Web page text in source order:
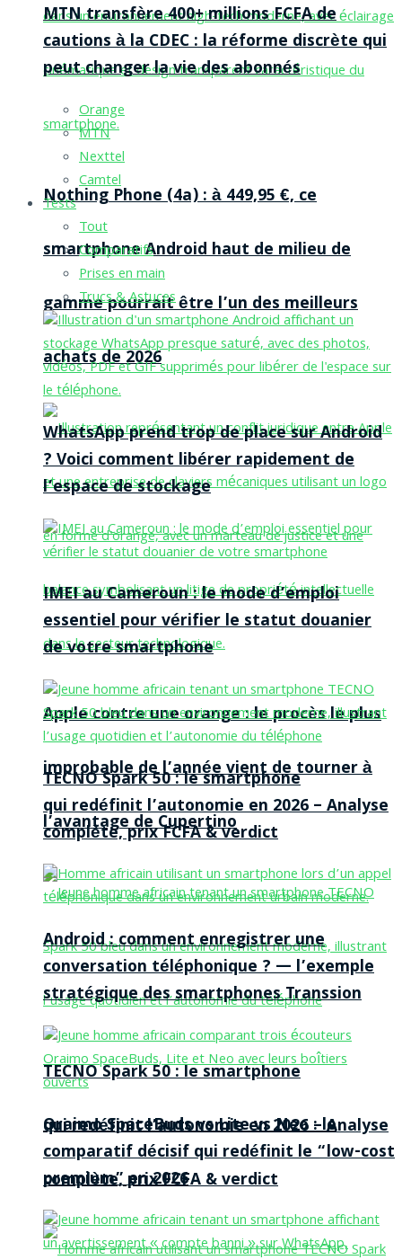
Nothing Phone (4a) : à 449,95 €, ce
smartphone Android haut de milieu de
gamme pourrait être l’un des meilleurs
achats de 2026
Apple contre une orange : le procès le plus
improbable de l’année vient de tourner à
l’avantage de Cupertino
TECNO Spark 50 : le smartphone
qui redéfinit l’autonomie en 2026 – Analyse
complète, prix FCFA & verdict
MTN transfère 400+ millions FCFA de
cautions à la CDEC : la réforme discrète qui
peut changer la vie des abonnés
Orange
MTN
Nexttel
Camtel
Tests
Tout
Comparatifs
Prises en main
Trucs & Astuces
WhatsApp prend trop de place sur Android
? Voici comment libérer rapidement de
l’espace de stockage
IMEI au Cameroun : le mode d’emploi
essentiel pour vérifier le statut douanier
de votre smartphone
TECNO Spark 50 : le smartphone
qui redéfinit l’autonomie en 2026 – Analyse
complète, prix FCFA & verdict
Android : comment enregistrer une
conversation téléphonique ? — l’exemple
stratégique des smartphones Transsion
Oraimo SpaceBuds vs Lite vs Neo : le
comparatif décisif qui redéfinit le “low-cost
premium” en 2026